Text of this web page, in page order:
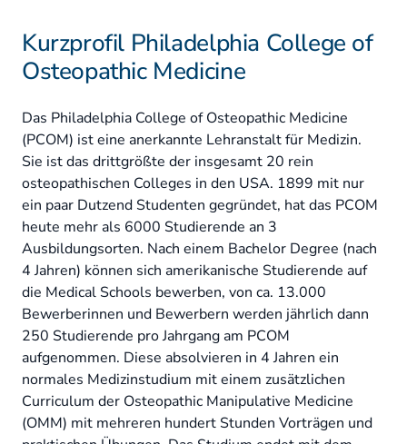
Kurzprofil Philadelphia College of
Osteopathic Medicine
Das Philadelphia College of Osteopathic Medicine
(PCOM) ist eine anerkannte Lehranstalt für Medizin.
Sie ist das drittgrößte der insgesamt 20 rein
osteopathischen Colleges in den USA. 1899 mit nur
ein paar Dutzend Studenten gegründet, hat das PCOM
heute mehr als 6000 Studierende an 3
Ausbildungsorten. Nach einem Bachelor Degree (nach
4 Jahren) können sich amerikanische Studierende auf
die Medical Schools bewerben, von ca. 13.000
Bewerberinnen und Bewerbern werden jährlich dann
250 Studierende pro Jahrgang am PCOM
aufgenommen. Diese absolvieren in 4 Jahren ein
normales Medizinstudium mit einem zusätzlichen
Curriculum der Osteopathic Manipulative Medicine
(OMM) mit mehreren hundert Stunden Vorträgen und